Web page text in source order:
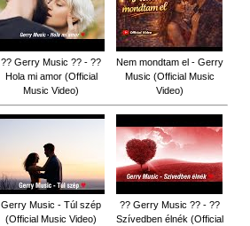
?? Gerry Music ?? - ??
Hola mi amor (Official
Music Video)
Nem mondtam el - Gerry
Music (Official Music
Video)
Gerry Music - Túl szép
(Official Music Video)
?? Gerry Music ?? - ??
Szívedben élnék (Official